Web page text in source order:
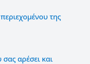
της
αρέσει και